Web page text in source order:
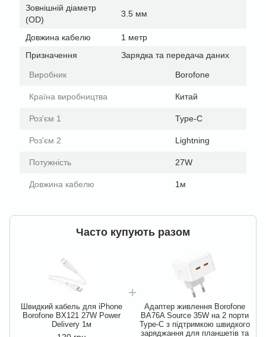
Зовнішній діаметр
(OD)
3.5 мм
Довжина кабелю
1 метр
Призначення
Зарядка та передача даних
Виробник Borofone
Країна виробництва Китай
Роз'єм 1 Type-C
Роз'єм 2 Lightning
Потужність 27W
Довжина кабелю 1м
Часто купують разом
Швидкий кабель для iPhone
Borofone BX121 27W Power
Delivery 1м
Адаптер живлення Borofone
BA76A Source 35W на 2 порти
Type-C з підтримкою швидкого
заряджання для планшетів та